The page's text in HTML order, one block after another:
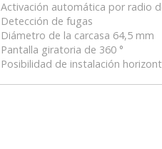
Activación automática por radio
Detección de fugas
Diámetro de la carcasa 64,5 mm
Pantalla giratoria de 360 ​​°
Posibilidad de instalación